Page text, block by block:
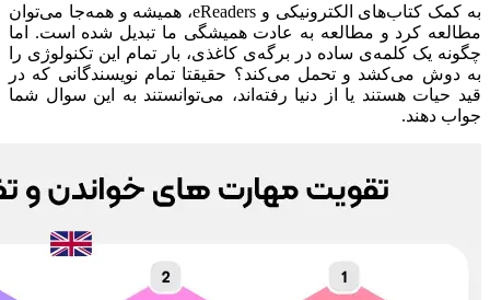
به کمک کتاب‌های الکترونیکی و eReaders، همیشه و همه‌جا می‌توان
مطالعه کرد و مطالعه به عادت همیشگی ما تبدیل شده است. اما
چگونه یک کلمه‌ی ساده در برگه‌ی کاغذی، بار تمام این تکنولوژی را
به دوش می‌کشد و تحمل می‌کند؟ حقیقتا تمام نویسندگانی که در
قید حیات هستند یا از دنیا رفته‌اند، می‌توانستند به این سوال شما
جواب دهند.